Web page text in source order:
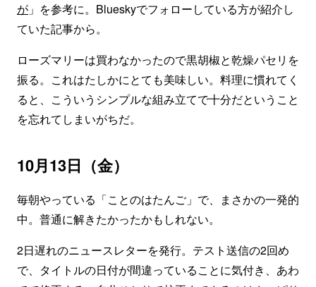
が 」を参考に。Blueskyでフォローしている方が紹介し
ていた記事から。
ローズマリーは買わなかったので黒胡椒と乾燥パセリを
振る。これはたしかにとても美味しい。料理に慣れてく
ると、こういうシンプルな組み立てで十分だということ
を忘れてしまいがちだ。
10月13日（金）
毎朝やっている「ことのはたんご」で、まさかの一発的
中。普通に解きたかったかもしれない。
2日遅れのニュースレターを発行。テスト送信の2回め
で、タイトルの日付が間違っていることに気付き、あわ